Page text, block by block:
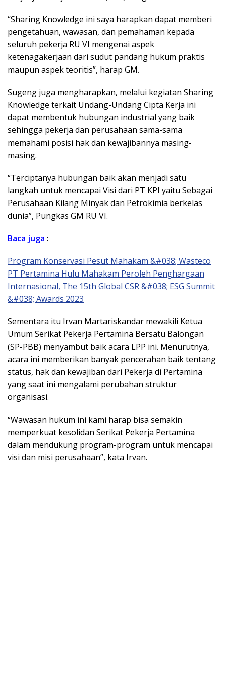
“Sharing Knowledge ini saya harapkan dapat memberi
pengetahuan, wawasan, dan pemahaman kepada
seluruh pekerja RU VI mengenai aspek
ketenagakerjaan dari sudut pandang hukum praktis
maupun aspek teoritis”, harap GM.
Sugeng juga mengharapkan, melalui kegiatan Sharing
Knowledge terkait Undang-Undang Cipta Kerja ini
dapat membentuk hubungan industrial yang baik
sehingga pekerja dan perusahaan sama-sama
memahami posisi hak dan kewajibannya masing-
masing.
“Terciptanya hubungan baik akan menjadi satu
langkah untuk mencapai Visi dari PT KPI yaitu Sebagai
Perusahaan Kilang Minyak dan Petrokimia berkelas
dunia”, Pungkas GM RU VI.
Baca juga :
Program Konservasi Pesut Mahakam &#038; Wasteco
PT Pertamina Hulu Mahakam Peroleh Penghargaan
Internasional, The 15th Global CSR &#038; ESG Summit
&#038; Awards 2023
Sementara itu Irvan Martariskandar mewakili Ketua
Umum Serikat Pekerja Pertamina Bersatu Balongan
(SP-PBB) menyambut baik acara LPP ini. Menurutnya,
acara ini memberikan banyak pencerahan baik tentang
status, hak dan kewajiban dari Pekerja di Pertamina
yang saat ini mengalami perubahan struktur
organisasi.
“Wawasan hukum ini kami harap bisa semakin
memperkuat kesolidan Serikat Pekerja Pertamina
dalam mendukung program-program untuk mencapai
visi dan misi perusahaan”, kata Irvan.